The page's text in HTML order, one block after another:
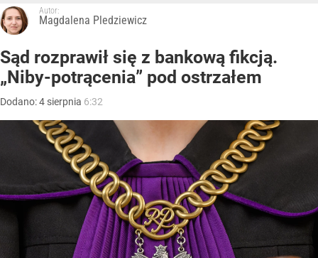
Autor:
Magdalena Pledziewicz
Sąd rozprawił się z bankową fikcją.
„Niby-potrącenia” pod ostrzałem
Dodano:4 sierpnia 6:32